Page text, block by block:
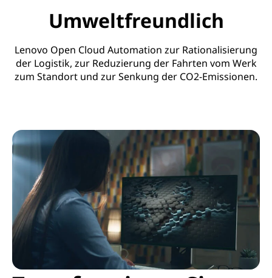
Umweltfreundlich
Lenovo Open Cloud Automation zur Rationalisierung
der Logistik, zur Reduzierung der Fahrten vom Werk
zum Standort und zur Senkung der CO2-Emissionen.